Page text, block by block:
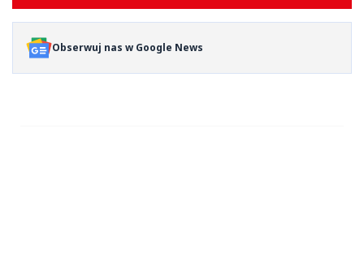
Obserwuj nas w Google News